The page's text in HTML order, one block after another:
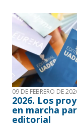
09 DE FEBRERO DE
2026. Los
en marcha
editorial